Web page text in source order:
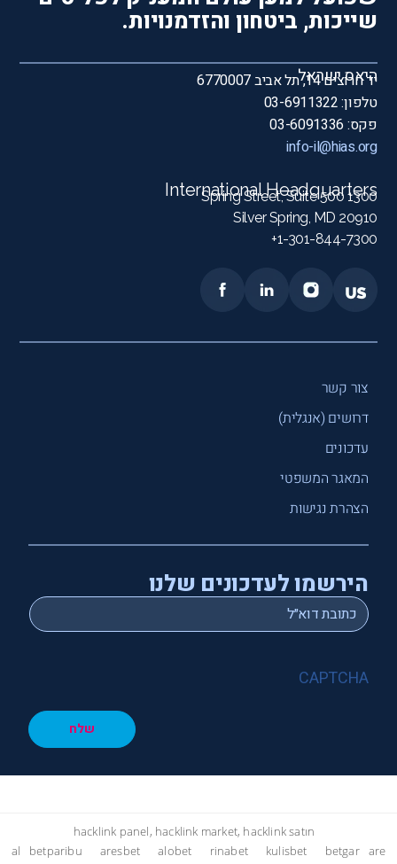
שייכות, ביטחון והזדמנויות.
היאס ישראל
יד חרוצים 14, תל אביב 6770007
טלפון: 03-6911322
פקס: 03-6091336
info-il@hias.org
International Headquarters
1300 Spring Street, Suite 500
Silver Spring, MD 20910
1-301-844-7300+
צור קשר
דרושים (אנגלית)
עדכונים
המאגר המשפטי
הצהרת נגישות
הירשמו לעדכונים שלנו
Email
*
CAPTCHA
שלח
hacklink panel, hacklink market, hacklink satın
al
betparibu aresbet alobet rinabet kulisbet betgar
are